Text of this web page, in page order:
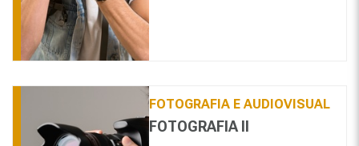
FOTOGRAFIA E AUDIOVISUAL
FOTOGRAFIA II